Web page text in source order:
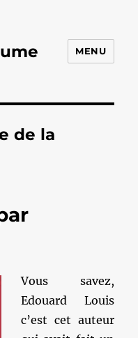
MENU
de la
Vous savez,
Edouard Louis
c’est cet auteur